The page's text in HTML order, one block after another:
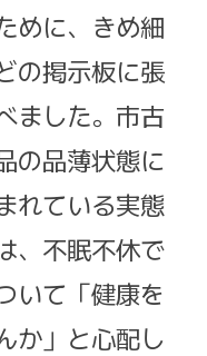
めに、きめ細
の掲示板に張
ました。市古
の品薄状態に
れている実態
、不眠不休で
いて「健康を
か」と心配し